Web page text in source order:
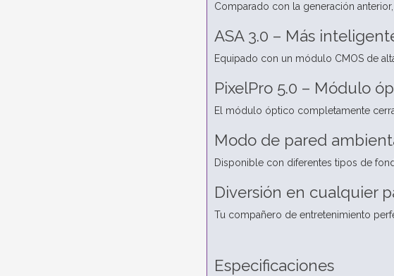
Comparado con la generación
ASA 3.0 – Más
Equipado con un módulo CMOS de
PixelPro 5.0 – Módulo
El módulo óptico completamente
Modo de pared
Disponible con diferentes tipos de
Diversión en cualquier
Tu compañero de entretenimiento
Especificaciones